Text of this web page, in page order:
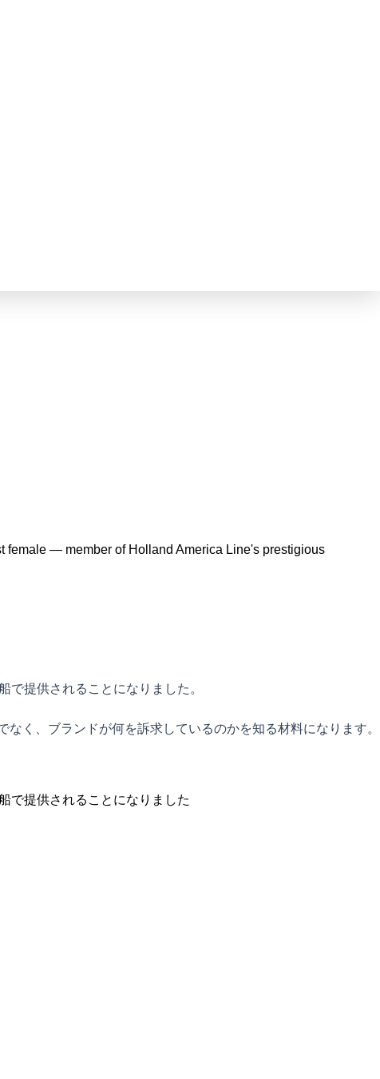
female — member of Holland America Line's prestigious
提供されることになりました。
く、ブランドが何を訴求しているのかを知る材料になります。
で提供されることになりました